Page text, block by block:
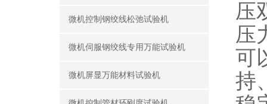
微机控制钢绞线松弛试验机
微机伺服钢绞线专用万能试验机
微机屏显万能材料试验机
压
压
可
持